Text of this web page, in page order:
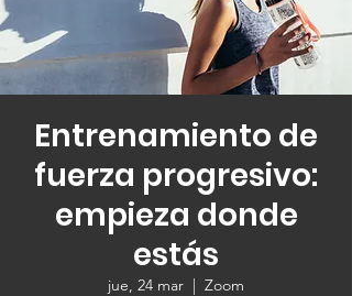
Entrenamiento de
fuerza progresivo:
empieza donde
estás
jue, 24 mar
  |
Zoom